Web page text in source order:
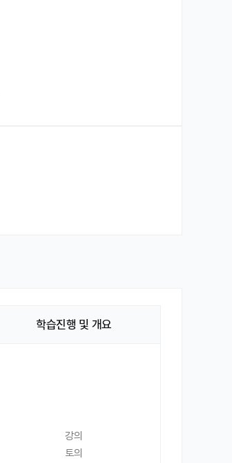
학습진행 및 개요
강의
토의